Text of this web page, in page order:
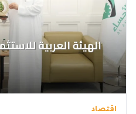
اقتصاد